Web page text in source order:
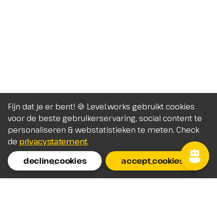
Fijn dat je er bent! 🍪 Level.works gebruikt cookies
voor de beste gebruikerservaring, social content te
personaliseren & webstatistieken te meten. Check
de privacystatement.
decline_cookies
accept_cookies